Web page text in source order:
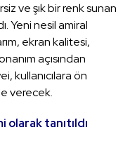
ve şık bir renk sunan
Yeni nesil amiral
ekran kalitesi,
açısından
kullanıcılara ön
verecek.
tanıtıldı